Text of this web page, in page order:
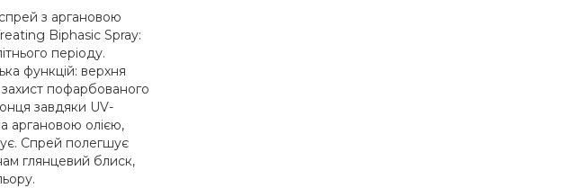
з аргановою
Biphasic Spray:
періоду.
функцій: верхня
пофарбованого
завдяки UV-
аргановою олією,
Спрей полегшує
глянцевий блиск,